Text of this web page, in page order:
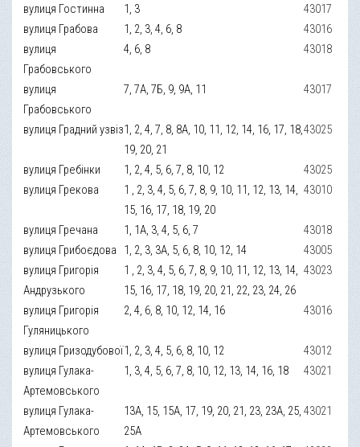
вулиця Гостинна 1, 3
43017
вулиця Грабова
1, 2, 3, 4, 6, 8
43016
вулиця
Грабовського
4, 6, 8 43018
вулиця
Грабовського
7, 7А, 7Б, 9, 9А, 11 43017
вулиця Градний узвіз1, 2, 4, 7, 8, 8А, 10, 11, 12, 14, 16, 17, 18,
19, 20, 21
43025
вулиця Гребінки 1, 2, 4, 5, 6, 7, 8, 10, 12
43025
вулиця Грекова
1 , 2, 3, 4, 5, 6, 7, 8, 9, 10, 11, 12, 13, 14,
15, 16, 17, 18, 19, 20
43010
вулиця Гречана 1, 1А, 3, 4, 5, 6, 7
43018
вулиця Грибоєдова
1, 2, 3, 3А, 5, 6, 8, 10, 12, 14
43005
вулиця Григорія
Андрузького
1 , 2, 3, 4, 5, 6, 7, 8, 9, 10, 11, 12, 13, 14,
15, 16, 17, 18, 19, 20, 21, 22, 23, 24, 26
43023
вулиця Григорія
Гуляницького
2, 4, 6, 8, 10, 12, 14, 16 43016
вулиця Гризодубової1, 2, 3, 4, 5, 6, 8, 10, 12
43012
вулиця Гулака-
Артемовського
1, 3, 4, 5, 6, 7, 8, 10, 12, 13, 14, 16, 18 43021
вулиця Гулака-
Артемовського
13А, 15, 15А, 17, 19, 20, 21, 23, 23А, 25,
25А
43021